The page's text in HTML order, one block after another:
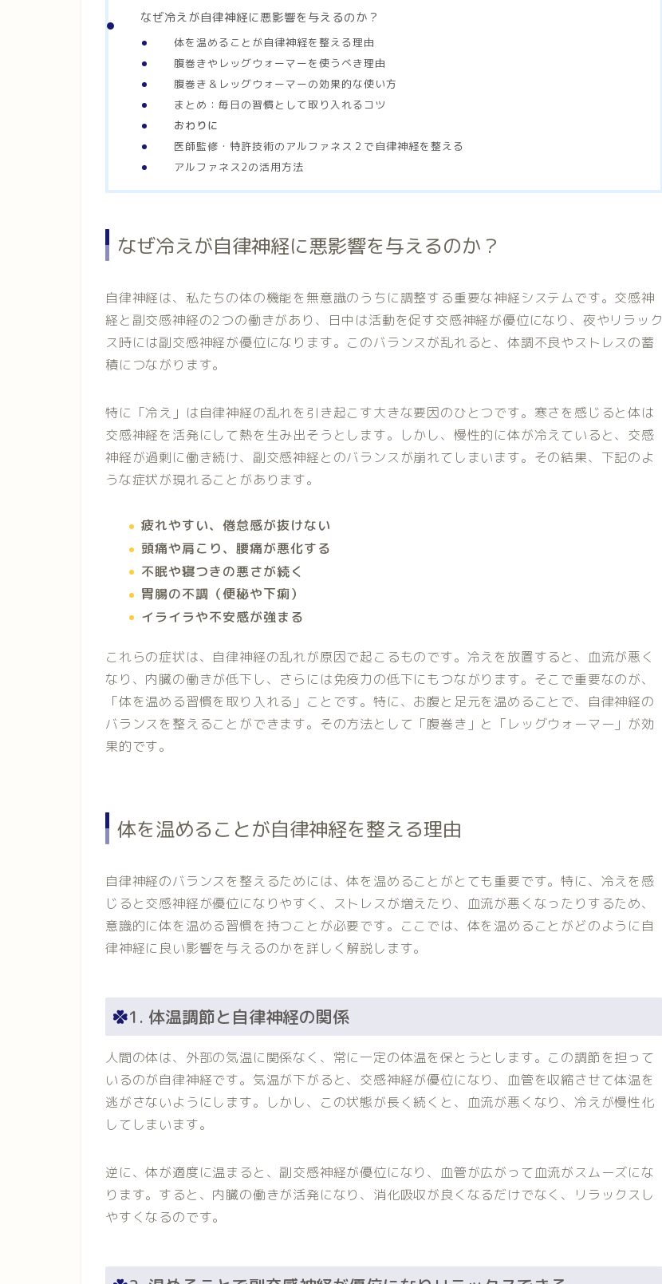
なぜ冷えが自律神経に悪影響を与えるのか？
体を温めることが自律神経を整える理由
腹巻きやレッグウォーマーを使うべき理由
腹巻き＆レッグウォーマーの効果的な使い方
まとめ：毎日の習慣として取り入れるコツ
おわりに
医師監修・特許技術のアルファネス２で自律神経を整える
アルファネス2の活用方法
なぜ冷えが自律神経に悪影響を与えるのか？
自律神経は、私たちの体の機能を無意識のうちに調整する重要な神経システムです。交感神
経と副交感神経の2つの働きがあり、日中は活動を促す交感神経が優位になり、夜やリラック
ス時には副交感神経が優位になります。このバランスが乱れると、体調不良やストレスの蓄
積につながります。
特に「冷え」は自律神経の乱れを引き起こす大きな要因のひとつです。寒さを感じると体は
交感神経を活発にして熱を生み出そうとします。しかし、慢性的に体が冷えていると、交感
神経が過剰に働き続け、副交感神経とのバランスが崩れてしまいます。その結果、下記のよ
うな症状が現れることがあります。
疲れやすい、倦怠感が抜けない
頭痛や肩こり、腰痛が悪化する
不眠や寝つきの悪さが続く
胃腸の不調（便秘や下痢）
イライラや不安感が強まる
これらの症状は、自律神経の乱れが原因で起こるものです。冷えを放置すると、血流が悪く
なり、内臓の働きが低下し、さらには免疫力の低下にもつながります。そこで重要なのが、
「体を温める習慣を取り入れる」ことです。特に、お腹と足元を温めることで、自律神経の
バランスを整えることができます。その方法として「腹巻き」と「レッグウォーマー」が効
果的です。
体を温めることが自律神経を整える理由
自律神経のバランスを整えるためには、体を温めることがとても重要です。特に、冷えを感
じると交感神経が優位になりやすく、ストレスが増えたり、血流が悪くなったりするため、
意識的に体を温める習慣を持つことが必要です。ここでは、体を温めることがどのように自
律神経に良い影響を与えるのかを詳しく解説します。
1. 体温調節と自律神経の関係
人間の体は、外部の気温に関係なく、常に一定の体温を保とうとします。この調節を担って
いるのが自律神経です。気温が下がると、交感神経が優位になり、血管を収縮させて体温を
逃がさないようにします。しかし、この状態が長く続くと、血流が悪くなり、冷えが慢性化
してしまいます。
逆に、体が適度に温まると、副交感神経が優位になり、血管が広がって血流がスムーズにな
ります。すると、内臓の働きが活発になり、消化吸収が良くなるだけでなく、リラックスし
やすくなるのです。